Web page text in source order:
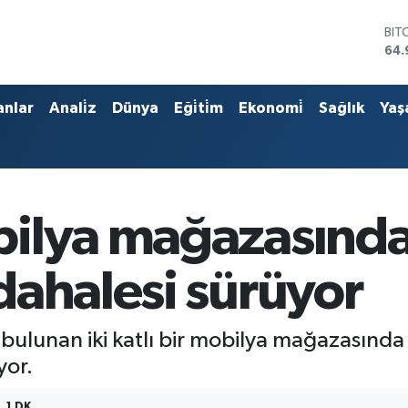
Anali̇z Dünya Eği̇ti̇m Ekonomi̇ Sağlık
sürüyor
iki katlı bir mobilya mağazasında